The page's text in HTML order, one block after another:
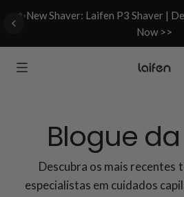
✨New Shaver: Laifen P3 Shaver |
Now >>
Blogue
Descubra os mais recentes
especialistas em cuidados